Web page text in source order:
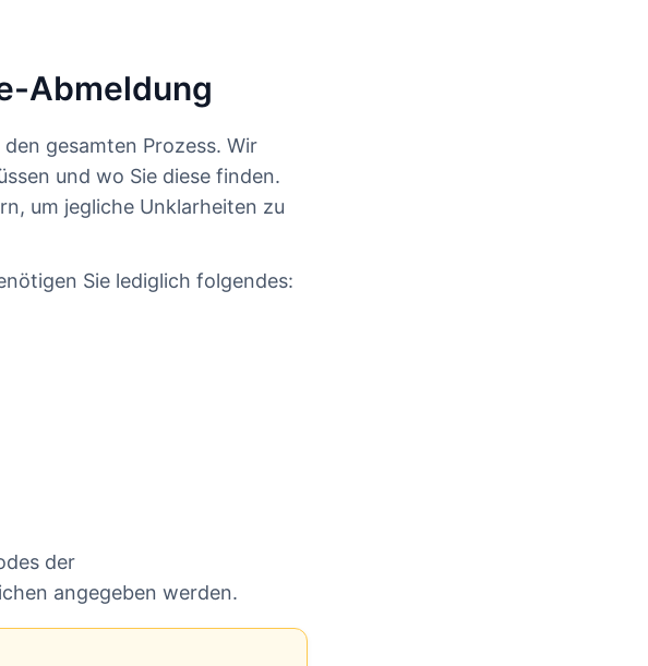
Abmeldung
gesamten Prozess. Wir
und wo Sie diese finden.
um jegliche Unklarheiten zu
Sie lediglich folgendes:
der
angegeben werden.